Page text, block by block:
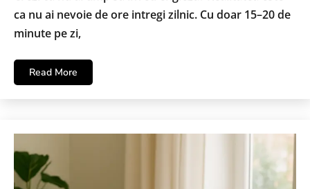
ca nu ai nevoie de ore intregi zilnic. Cu doar 15–20 de
minute pe zi,
Read More